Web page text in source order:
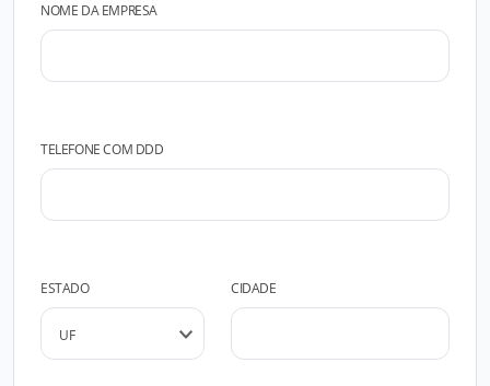
NOME DA EMPRESA
TELEFONE COM DDD
ESTADO CIDADE